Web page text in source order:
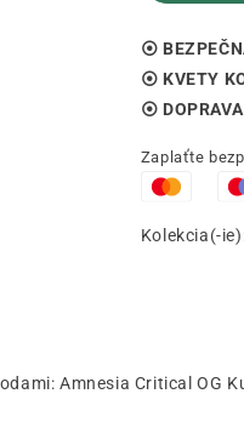
⦿
⦿ KVETY
⦿
Zaplaťte
Kolekcia(-
Amnesia Critical OG